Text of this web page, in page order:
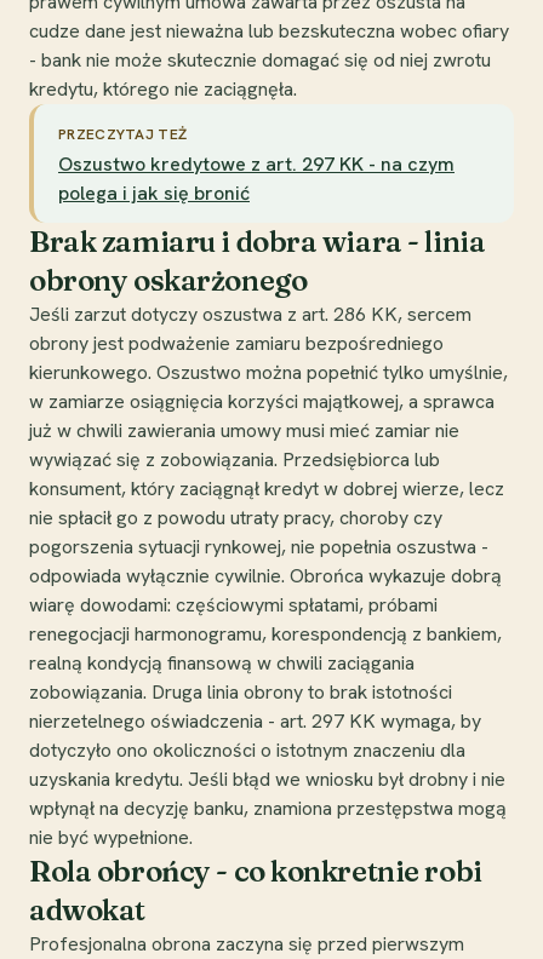
cudze dane jest nieważna lub bezskuteczna wobec ofiary
- bank nie może skutecznie domagać się od niej zwrotu
kredytu, którego nie zaciągnęła.
PRZECZYTAJ TEŻ
Oszustwo kredytowe z art. 297 KK - na czym
polega i jak się bronić
Brak zamiaru i dobra wiara - linia
obrony oskarżonego
Jeśli zarzut dotyczy oszustwa z art. 286 KK, sercem
obrony jest podważenie zamiaru bezpośredniego
kierunkowego. Oszustwo można popełnić tylko umyślnie,
w zamiarze osiągnięcia korzyści majątkowej, a sprawca
już w chwili zawierania umowy musi mieć zamiar nie
wywiązać się z zobowiązania. Przedsiębiorca lub
konsument, który zaciągnął kredyt w dobrej wierze, lecz
nie spłacił go z powodu utraty pracy, choroby czy
pogorszenia sytuacji rynkowej, nie popełnia oszustwa -
odpowiada wyłącznie cywilnie. Obrońca wykazuje dobrą
wiarę dowodami: częściowymi spłatami, próbami
renegocjacji harmonogramu, korespondencją z bankiem,
realną kondycją finansową w chwili zaciągania
zobowiązania. Druga linia obrony to brak istotności
nierzetelnego oświadczenia - art. 297 KK wymaga, by
dotyczyło ono okoliczności o istotnym znaczeniu dla
uzyskania kredytu. Jeśli błąd we wniosku był drobny i nie
wpłynął na decyzję banku, znamiona przestępstwa mogą
nie być wypełnione.
Rola obrońcy - co konkretnie robi
adwokat
Profesjonalna obrona zaczyna się przed pierwszym